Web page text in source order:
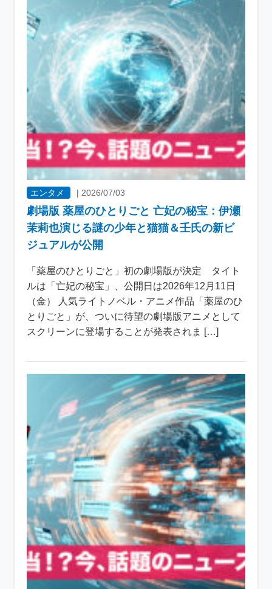
エンタメ |2026/07/03
劇場版 薬屋のひとりごと 亡妃の秘宝：伊瀬
茉莉也演じる謎の少年と猫猫＆壬氏の新ビ
ジュアルが公開
「薬屋のひとりごと」初の劇場版が決定 タイト
ルは「亡妃の秘宝」、公開日は2026年12月11日
（金） 人気ライトノベル・アニメ作品「薬屋のひ
とりごと」が、ついに待望の劇場版アニメとして
スクリーンに登場することが発表されま […]